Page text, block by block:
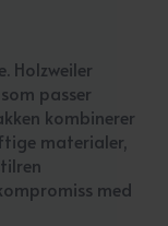
Holzweiler
passer
kombinerer
materialer,
med